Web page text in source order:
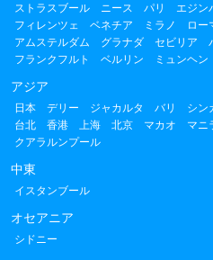
ストラスブール ニース パリ エジン
フィレンツェ
ベネチア ミラノ ロー
アムステルダム
グラナダ セビリア
フランクフルト
ベルリン ミュンヘン
アジア
日本 デリー ジャカルタ バリ シン
台北
香港 上海 北京 マカオ マニ
クアラルンプール
中東
イスタンブール
オセアニア
シドニー